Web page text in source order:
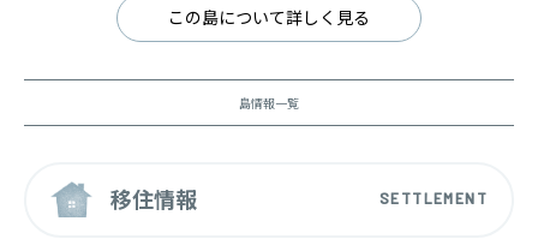
この島について詳しく見る
島情報一覧
SETTLEMENT
移住情報